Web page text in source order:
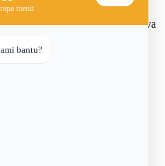
DTF (Direct-to-Film) terpercaya
sablon digital Anda.
menit
bantu?